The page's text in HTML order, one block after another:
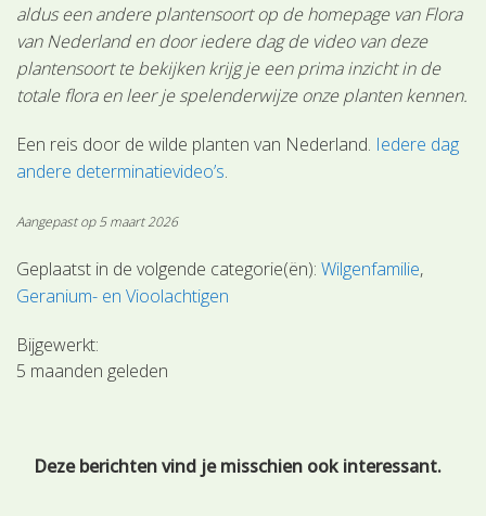
aldus een andere plantensoort op de homepage van Flora
van Nederland en door iedere dag de video van deze
plantensoort te bekijken krijg je een prima inzicht in de
totale flora en leer je spelenderwijze onze planten kennen.
Een reis door de wilde planten van Nederland. Iedere dag
andere determinatievideo’s.
Aangepast op 5 maart 2026
Geplaatst in de volgende categorie(ën):Wilgenfamilie
Geranium- en Vioolachtigen
Bijgewerkt:
5 maanden geleden
Deze berichten vind je misschien ook interessant.